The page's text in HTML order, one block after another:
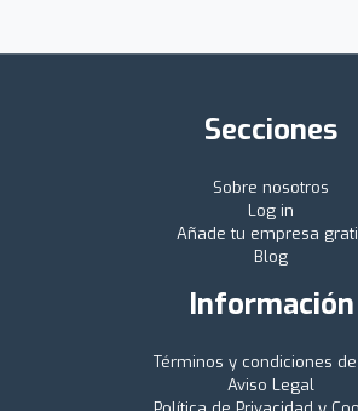
Secciones
Sobre nosotros
Log in
Añade tu empresa
Blog
Información
Términos y condiciones
Aviso Legal